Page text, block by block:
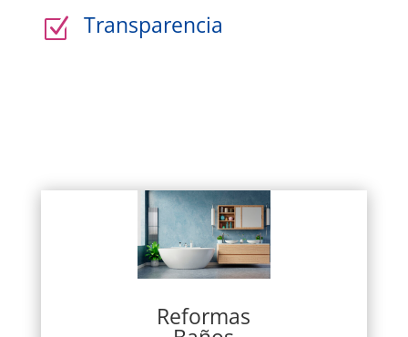
Z Transparencia
Reformas